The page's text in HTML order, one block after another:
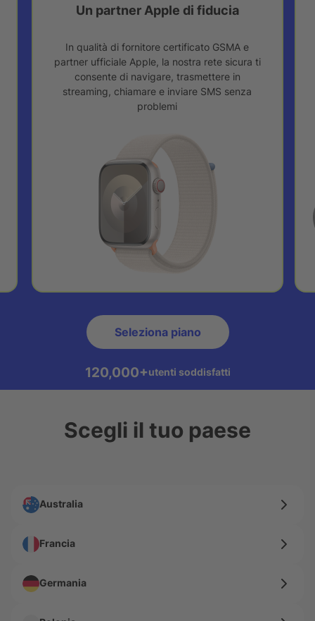
Un partner Apple di fiducia
In qualità di fornitore certificato GSMA e
partner ufficiale Apple, la nostra rete sicura ti
consente di navigare, trasmettere in
streaming, chiamare e inviare SMS senza
problemi
Seleziona piano
120,000+utenti soddisfatti
Scegli il tuo paese
Australia
Francia
Germania